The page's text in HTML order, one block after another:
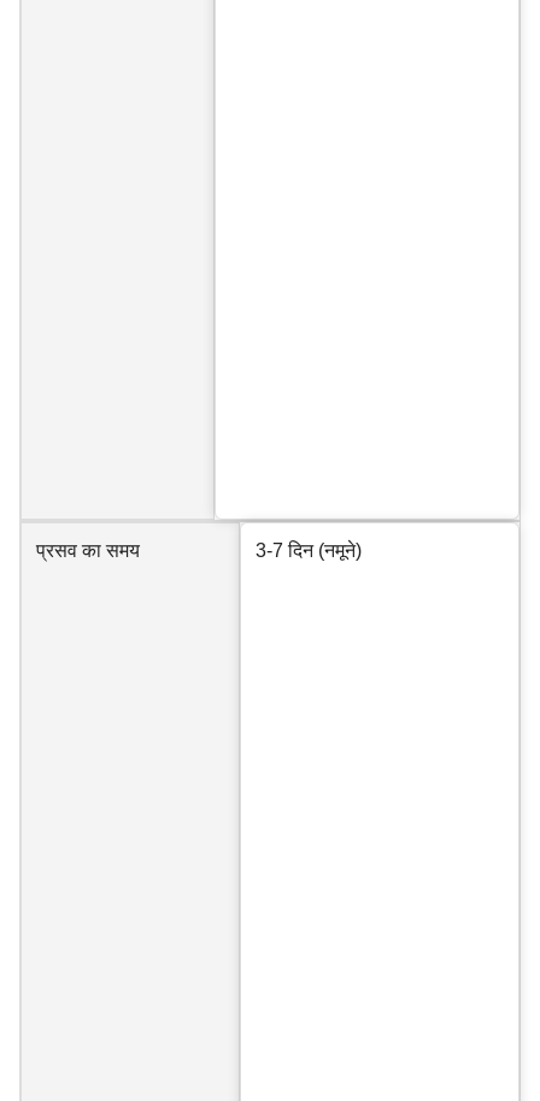
प्रसव का समय 3-7 दिन (नमूने)